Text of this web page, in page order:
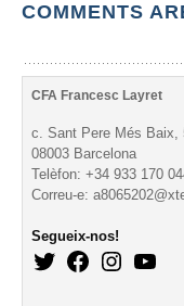
COMMENTS
CFA Francesc Layret
c. Sant Pere Més Baix,
08003 Barcelona
Telèfon: +34 933 170
Correu-e:
Segueix-nos!